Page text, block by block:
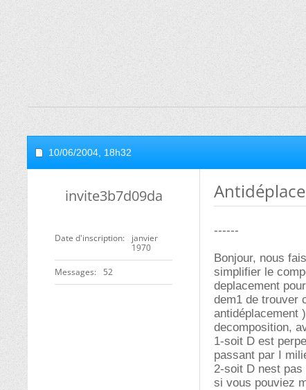
10/06/2004, 18h32
invite3b7d09da
Date d'inscription
janvier
1970
Messages 52
------
Bonjour, nous
simplifier le
deplacement
dem1 de trouver
antidéplacement
decomposition,
1-soit D est
passant par I
2-soit D nest
si vous pouviez